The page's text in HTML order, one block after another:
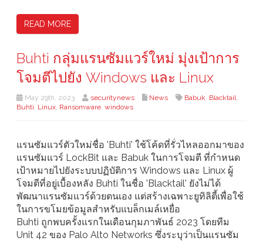
READ MORE
Buhti กลุ่มแรนซัมแวร์ใหม่ มุ่งเป้าการ
โจมตีไปยัง Windows และ Linux
May 29th, 2023 securitynews News Babuk, Blacktail,
Buhti, Linux, Ransomware, windows
แรนซัมแวร์ตัวใหม่ชื่อ 'Buhti' ใช้โค้ดที่รั่วไหลออกมาของ
แรนซัมแวร์ LockBit และ Babuk ในการโจมตี ที่กำหนด
เป้าหมายไปยังระบบปฏิบัติการ Windows และ Linux ผู้
โจมตีที่อยู่เบื้องหลัง Buhti ในชื่อ 'Blacktail' ยังไม่ได้
พัฒนาแรนซัมแวร์ด้วยตนเอง แต่สร้างเฉพาะยูทิลิตี้เพื่อใช้
ในการขโมยข้อมูลสำหรับแบล็กเมล์เหยื่อ
Buhti ถูกพบครั้งแรกในเดือนกุมภาพันธ์ 2023 โดยทีม
Unit 42 ของ Palo Alto Networks ซึ่งระบุว่าเป็นแรนซัม